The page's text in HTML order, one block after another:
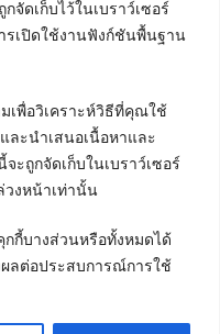
กจัดเก็บไว้ในเบราว์เซอร์
เปิดใช้งานฟังก์ชันพื้นฐาน
เพื่อวิเคราะห์วิธีที่คุณใช้
ละนำเสนอเนื้อหาและ
ถูกจัดเก็บในเบราว์เซอร์
งหน้าเท่านั้น
กี้บางส่วนหรือทั้งหมดได้
ลต่อประสบการณ์การใช้
ภัทร เอเจนซี่ จำกัด